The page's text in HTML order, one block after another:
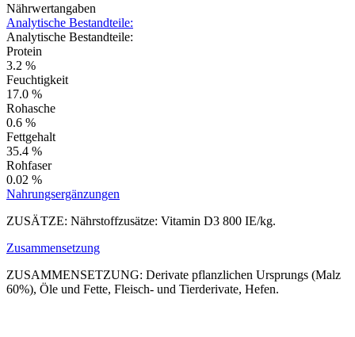
Nährwertangaben
Analytische Bestandteile:
Analytische Bestandteile:
Protein
3.2 %
Feuchtigkeit
17.0 %
Rohasche
0.6 %
Fettgehalt
35.4 %
Rohfaser
0.02 %
Nahrungsergänzungen
ZUSÄTZE: Nährstoffzusätze: Vitamin D3 800 IE/kg.
Zusammensetzung
ZUSAMMENSETZUNG: Derivate pflanzlichen Ursprungs (Malz
60%), Öle und Fette, Fleisch- und Tierderivate, Hefen.